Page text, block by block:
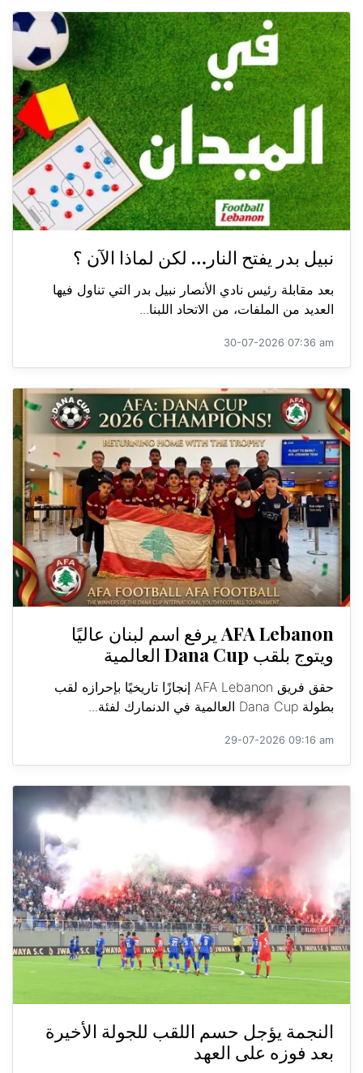
نبيل بدر يفتح النار… لكن لماذا الآن ؟
بعد مقابلة رئيس نادي الأنصار نبيل بدر التي تناول فيها
العديد من الملفات، من الاتحاد اللبنا...
30-07-2026 07:36 am
AFA Lebanon يرفع اسم لبنان عاليًا
ويتوج بلقب Dana Cup العالمية
حقق فريق AFA Lebanon إنجازًا تاريخيًا بإحرازه لقب
بطولة Dana Cup العالمية في الدنمارك لفئة...
29-07-2026 09:16 am
النجمة يؤجل حسم اللقب للجولة الأخيرة
بعد فوزه على العهد